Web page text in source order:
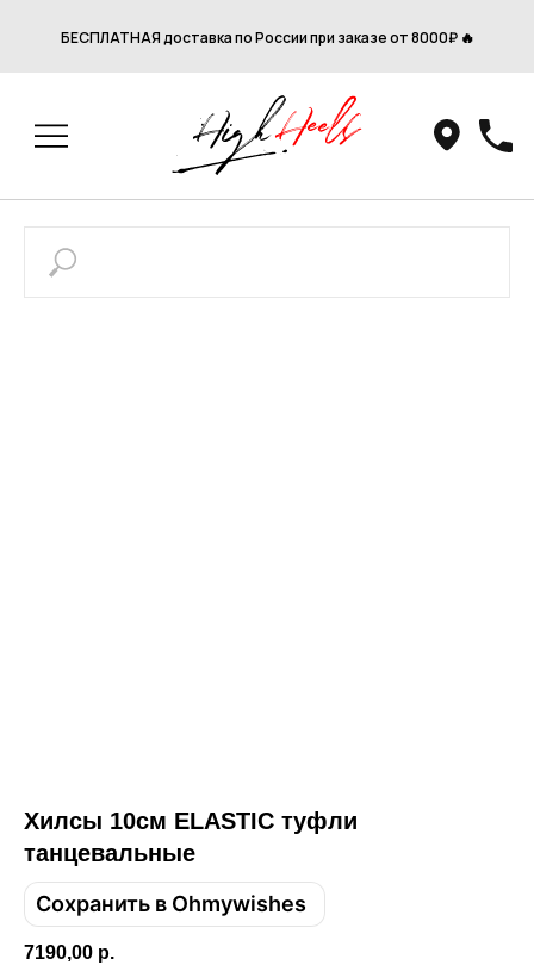
Привет! Дарим тебе -10% на первую
покупку! Подпишись на нашу рассылку
БЕСПЛАТНАЯ доставка по России при заказе от 8000₽ 🔥
Хилсы 10см ELASTIC туфли
танцевальные
Сохранить в Ohmywishes
7190,00 р.